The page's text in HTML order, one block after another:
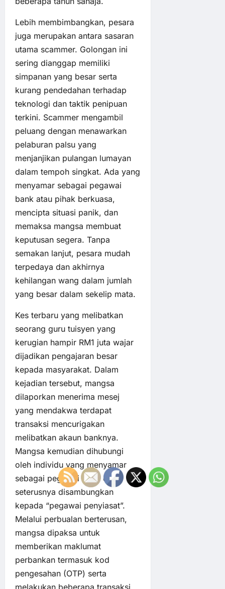
Lebih membimbangkan, pesara
juga merupakan antara sasaran
utama scammer. Golongan ini
sering dianggap memiliki
simpanan yang besar serta
kurang pendedahan terhadap
teknologi dan taktik penipuan
terkini. Scammer mengambil
peluang dengan menawarkan
pelaburan palsu yang
menjanjikan pulangan lumayan
dalam tempoh singkat. Ada yang
menyamar sebagai pegawai
bank atau pihak berkuasa,
mencipta situasi panik, dan
memaksa mangsa membuat
keputusan segera. Tanpa
semakan lanjut, pesara mudah
terpedaya dan akhirnya
kehilangan wang dalam jumlah
yang besar dalam sekelip mata.
Kes terbaru yang melibatkan
seorang guru tuisyen yang
kerugian hampir RM1 juta wajar
dijadikan pengajaran besar
kepada masyarakat. Dalam
kejadian tersebut, mangsa
dilaporkan menerima mesej
yang mendakwa terdapat
transaksi mencurigakan
melibatkan akaun banknya.
Mangsa kemudian dihubungi
oleh individu yang menyamar
sebagai pegawai bank dan
seterusnya disambungkan
kepada “pegawai penyiasat”.
Melalui perbualan berterusan,
mangsa dipaksa untuk
memberikan maklumat
perbankan termasuk kod
pengesahan (OTP) serta